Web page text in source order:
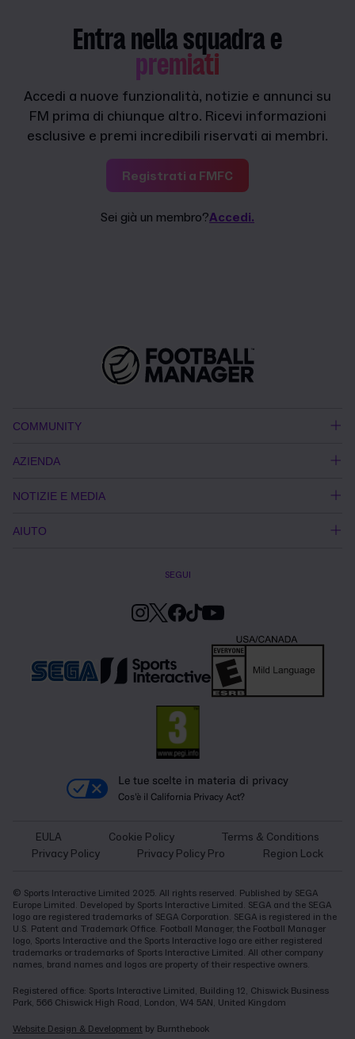
Entra nella squadra e
premiati
Accedi a nuove funzionalità, notizie e annunci su
FM prima di chiunque altro. Ricevi informazioni
esclusive e premi incredibili riservati ai membri.
Registrati a FMFC
Sei già un membro?Accedi.
COMMUNITY
AZIENDA
NOTIZIE E MEDIA
AIUTO
SEGUI
Le tue scelte in materia di privacy
Cos'è il California Privacy Act?
EULA Cookie Policy
Terms & Conditions
Privacy Policy
Privacy Policy Pro Region Lock
© Sports Interactive Limited 2025. All rights reserved. Published by SEGA
Europe Limited. Developed by Sports Interactive Limited. SEGA and the SEGA
logo are registered trademarks of SEGA Corporation. SEGA is registered in the
U.S. Patent and Trademark Office. Football Manager, the Football Manager
logo, Sports Interactive and the Sports Interactive logo are either registered
trademarks or trademarks of Sports Interactive Limited. All other company
names, brand names and logos are property of their respective owners.
Registered office: Sports Interactive Limited, Building 12, Chiswick Business
Park, 566 Chiswick High Road, London, W4 5AN, United Kingdom
Website Design & Development by Burnthebook